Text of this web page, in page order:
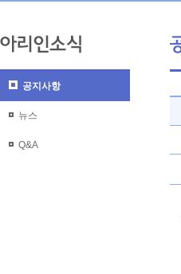
공지사항
뉴스
Q&A